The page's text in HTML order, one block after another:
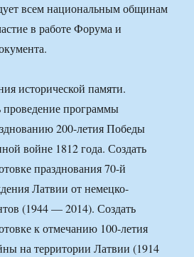
всем национальным общинам
в работе Форума и
исторической памяти.
проведение программы
200-летия Победы
войне 1812 года. Создать
празднования 70-й
Латвии от немецко-
(1944 — 2014). Создать
к отмечанию 100-летия
на территории Латвии (1914